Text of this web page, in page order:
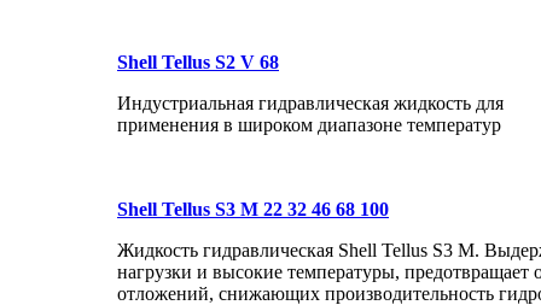
Shell Tellus S2 V 68
Индустриальная гидравлическая жидкость для
применения в широком диапазоне температур
Shell Tellus S3 M 22 32 46 68 100
Жидкость гидравлическая Shell Tellus S3 M.
нагрузки и высокие температуры, предотвращает
отложений, снижающих производительность